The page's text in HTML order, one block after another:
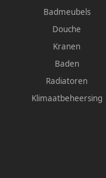
Badmeubels
Douche
Kranen
Baden
Radiatoren
Klimaatbeheersing